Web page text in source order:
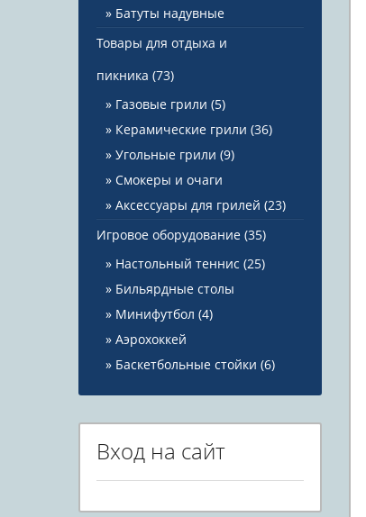
Батуты надувные
Товары для отдыха и
пикника (73)
Газовые грили (5)
Керамические грили (36)
Угольные грили (9)
Смокеры и очаги
Аксессуары для грилей (23)
Игровое оборудование (35)
Настольный теннис (25)
Бильярдные столы
Минифутбол (4)
Аэрохоккей
Баскетбольные стойки (6)
Вход на сайт